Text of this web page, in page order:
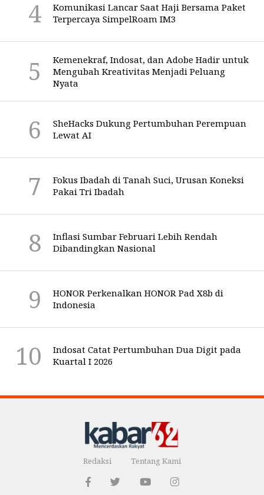
Komunikasi Lancar Saat Haji Bersama Paket
Terpercaya SimpelRoam IM3
Kemenekraf, Indosat, dan Adobe Hadir untuk
Mengubah Kreativitas Menjadi Peluang
Nyata
SheHacks Dukung Pertumbuhan Perempuan
Lewat AI
Fokus Ibadah di Tanah Suci, Urusan Koneksi
Pakai Tri Ibadah
Inflasi Sumbar Februari Lebih Rendah
Dibandingkan Nasional
HONOR Perkenalkan HONOR Pad X8b di
Indonesia
Indosat Catat Pertumbuhan Dua Digit pada
Kuartal I 2026
Redaksi Tentang Kami